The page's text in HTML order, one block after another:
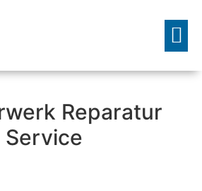
Reparatur
Service